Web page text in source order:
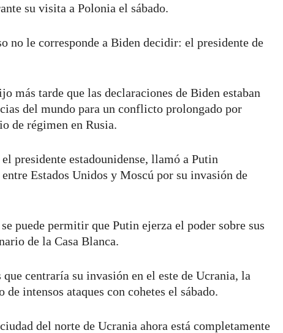
su visita a Polonia el sábado.
no le corresponde a Biden decidir: el presidente de
más tarde que las declaraciones de Biden estaban
del mundo para un conflicto prolongado por
de régimen en Rusia.
presidente estadounidense, llamó a Putin
Estados Unidos y Moscú por su invasión de
puede permitir que Putin ejerza el poder sobre sus
de la Casa Blanca.
centraría su invasión en el este de Ucrania, la
intensos ataques con cohetes el sábado.
del norte de Ucrania ahora está completamente